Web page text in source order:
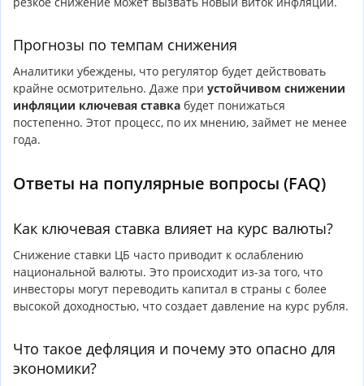
Прогнозы по темпам снижения
Аналитики убеждены, что регулятор будет действовать
крайне осмотрительно. Даже при устойчивом снижении
инфляции ключевая ставка будет понижаться
постепенно. Этот процесс, по их мнению, займет не менее
года.
Ответы на популярные вопросы (FAQ)
Как ключевая ставка влияет на курс валюты?
Снижение ставки ЦБ часто приводит к ослаблению
национальной валюты. Это происходит из-за того, что
инвесторы могут переводить капитал в страны с более
высокой доходностью, что создает давление на курс рубля.
Что такое дефляция и почему это опасно для
экономики?